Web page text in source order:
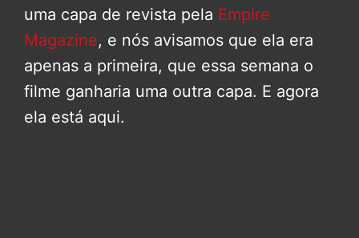
uma capa de revista pela Empire
Magazine, e nós avisamos que ela era
apenas a primeira, que essa semana o
filme ganharia uma outra capa. E agora
ela está aqui.